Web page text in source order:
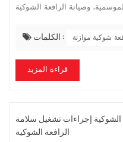
وصيانة الرافعة الشوكية
الكلمات :
شوكية موازنة
قراءة المزيد
إجراءات تشغيل سلامة
الرافعة الشوكية